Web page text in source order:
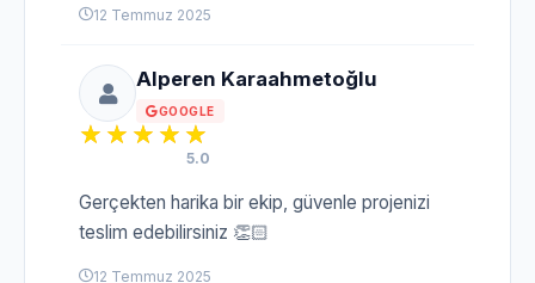
12 Temmuz 2025
Alperen Karaahmetoğlu
GOOGLE
5.0
Gerçekten harika bir ekip, güvenle projenizi
teslim edebilirsiniz 👏🏻
12 Temmuz 2025